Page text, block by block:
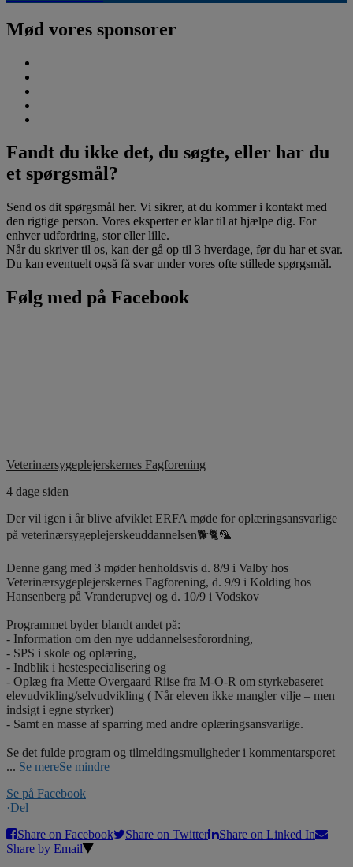
Mød vores sponsorer
Fandt du ikke det, du søgte, eller har du
et spørgsmål?
Send os dit spørgsmål her. Vi sikrer, at du kommer i kontakt med
den rigtige person. Vores eksperter er klar til at hjælpe dig. For
enhver udfordring, stor eller lille.
Når du skriver til os, kan der gå op til 3 hverdage, før du har et svar.
Du kan eventuelt også få svar under vores ofte stillede spørgsmål.
Følg med på Facebook
Veterinærsygeplejerskernes Fagforening
4 dage siden
Der vil igen i år blive afviklet ERFA møde for oplæringsansvarlige
på veterinærsygeplejerskeuddannelsen🐕🐈🦜
Denne gang med 3 møder henholdsvis d. 8/9 i Valby hos
Veterinærsygeplejerskernes Fagforening, d. 9/9 i Kolding hos
Hansenberg på Vranderupvej og d. 10/9 i Vodskov
Programmet byder blandt andet på:
- Information om den nye uddannelsesforordning,
- SPS i skole og oplæring,
- Indblik i hestespecialisering og
- Oplæg fra Mette Overgaard Riise fra M-O-R om styrkebaseret
elevudvikling/selvudvikling ( Når eleven ikke mangler vilje – men
indsigt i egne styrker)
- Samt en masse af sparring med andre oplæringsansvarlige.
Se det fulde program og tilmeldingsmuligheder i kommentarsporet
... Se mereSe mindre
Se på Facebook
·Del
Share on Facebook
Share on Twitter
Share on Linked In
Share by Email